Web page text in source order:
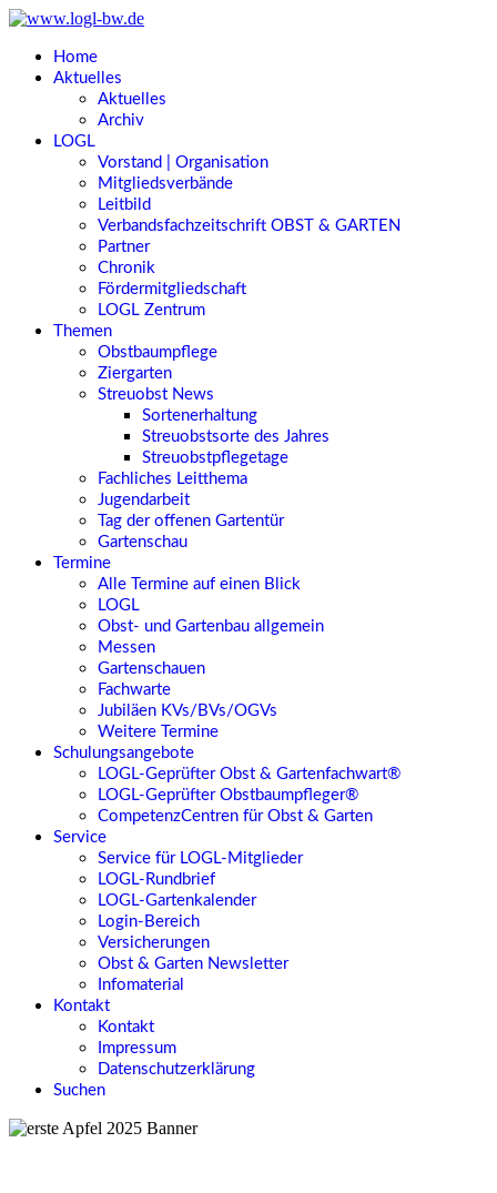
Home
Aktuelles
Aktuelles
Archiv
LOGL
Vorstand | Organisation
Mitgliedsverbände
Leitbild
Verbandsfachzeitschrift OBST & GARTEN
Partner
Chronik
Fördermitgliedschaft
LOGL Zentrum
Themen
Obstbaumpflege
Ziergarten
Streuobst News
Sortenerhaltung
Streuobstsorte des Jahres
Streuobstpflegetage
Fachliches Leitthema
Jugendarbeit
Tag der offenen Gartentür
Gartenschau
Termine
Alle Termine auf einen Blick
LOGL
Obst- und Gartenbau allgemein
Messen
Gartenschauen
Fachwarte
Jubiläen KVs/BVs/OGVs
Weitere Termine
Schulungsangebote
LOGL-Geprüfter Obst & Gartenfachwart®
LOGL-Geprüfter Obstbaumpfleger®
CompetenzCentren für Obst & Garten
Service
Service für LOGL-Mitglieder
LOGL-Rundbrief
LOGL-Gartenkalender
Login-Bereich
Versicherungen
Obst & Garten Newsletter
Infomaterial
Kontakt
Kontakt
Impressum
Datenschutzerklärung
Suchen